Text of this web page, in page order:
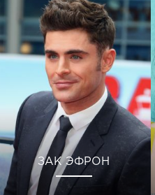
ЗАК ЭФРОН